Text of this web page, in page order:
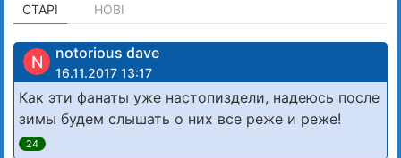
СТАРІ НОВІ
N notorious dave
16.11.2017 13:17
Как эти фанаты уже настопиздели, надеюсь после
зимы будем слышать о них все реже и реже!
24